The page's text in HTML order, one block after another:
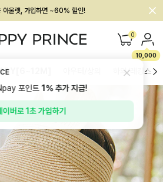
아울렛, 가입하면 ~60% 할인!
버십 최대 28,000원 혜택 0
10,000
하의/레깅스
포인트1%추가 지급!
이버로 1초 가입하기